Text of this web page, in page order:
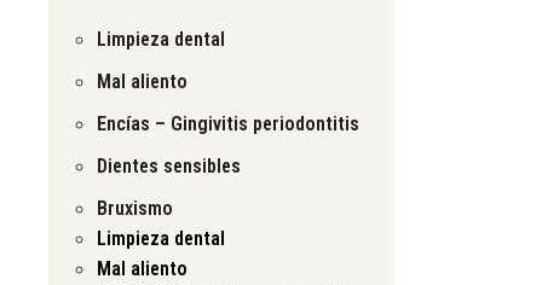
Limpieza dental
Mal aliento
Encías – Gingivitis periodontitis
Dientes sensibles
Bruxismo
Limpieza dental
Mal aliento